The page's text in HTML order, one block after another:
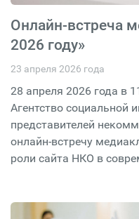
Онлайн-встреча
2026 году»
23 апреля 2026 года
28 апреля 2026 года в
Агентство
представителей
онлайн-встречу
роли сайта НКО в